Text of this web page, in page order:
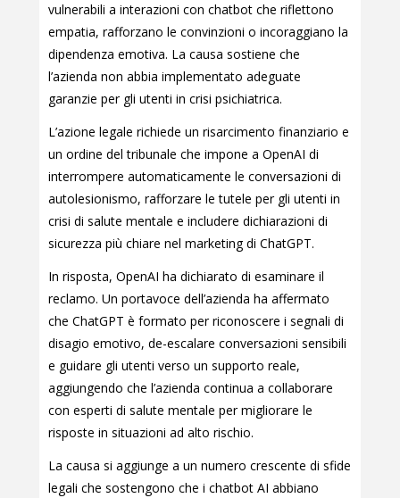
vulnerabili a interazioni con chatbot che riflettono
empatia, rafforzano le convinzioni o incoraggiano la
dipendenza emotiva. La causa sostiene che
l’azienda non abbia implementato adeguate
garanzie per gli utenti in crisi psichiatrica.
L’azione legale richiede un risarcimento finanziario e
un ordine del tribunale che impone a OpenAI di
interrompere automaticamente le conversazioni di
autolesionismo, rafforzare le tutele per gli utenti in
crisi di salute mentale e includere dichiarazioni di
sicurezza più chiare nel marketing di ChatGPT.
In risposta, OpenAI ha dichiarato di esaminare il
reclamo. Un portavoce dell’azienda ha affermato
che ChatGPT è formato per riconoscere i segnali di
disagio emotivo, de-escalare conversazioni sensibili
e guidare gli utenti verso un supporto reale,
aggiungendo che l’azienda continua a collaborare
con esperti di salute mentale per migliorare le
risposte in situazioni ad alto rischio.
La causa si aggiunge a un numero crescente di sfide
legali che sostengono che i chatbot AI abbiano